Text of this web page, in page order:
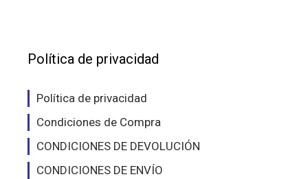
Política de privacidad
Política de privacidad
Condiciones de Compra
CONDICIONES DE DEVOLUCIÓN
CONDICIONES DE ENVÍO